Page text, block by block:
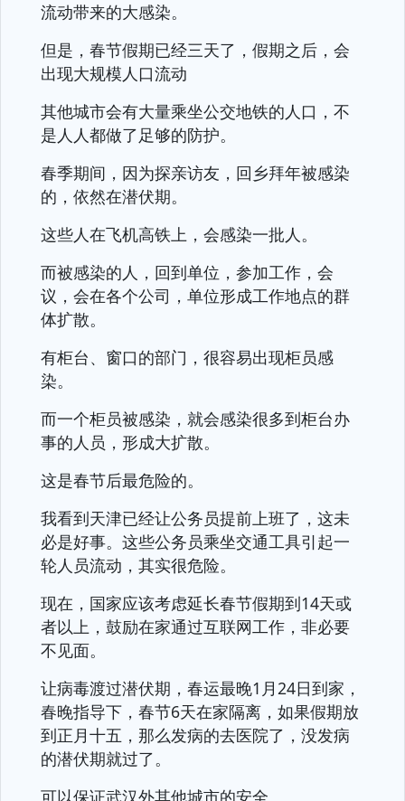
流动带来的大感染。
但是，春节假期已经三天了，假期之后，会
出现大规模人口流动
其他城市会有大量乘坐公交地铁的人口，不
是人人都做了足够的防护。
春季期间，因为探亲访友，回乡拜年被感染
的，依然在潜伏期。
这些人在飞机高铁上，会感染一批人。
而被感染的人，回到单位，参加工作，会
议，会在各个公司，单位形成工作地点的群
体扩散。
有柜台、窗口的部门，很容易出现柜员感
染。
而一个柜员被感染，就会感染很多到柜台办
事的人员，形成大扩散。
这是春节后最危险的。
我看到天津已经让公务员提前上班了，这未
必是好事。这些公务员乘坐交通工具引起一
轮人员流动，其实很危险。
现在，国家应该考虑延长春节假期到14天或
者以上，鼓励在家通过互联网工作，非必要
不见面。
让病毒渡过潜伏期，春运最晚1月24日到家，
春晚指导下，春节6天在家隔离，如果假期放
到正月十五，那么发病的去医院了，没发病
的潜伏期就过了。
可以保证武汉外其他城市的安全。